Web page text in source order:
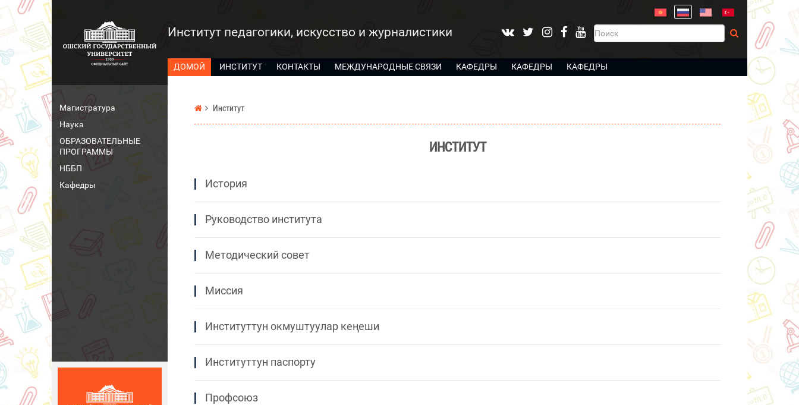
Институт педагогики, искусство и журналистики
ДОМОЙ ИНСТИТУТ КОНТАКТЫ МЕЖДУНАРОДНЫЕ СВЯЗИ КАФЕДРЫ КАФЕДРЫ КАФЕДРЫ
Магистратура
Наука
ОБРАЗОВАТЕЛЬНЫЕ
ПРОГРАММЫ
НББП
Кафедры
Институт
ИНСТИТУТ
История
Руководство института
Методический совет
Миссия
Институттун окмуштуулар кеңеши
Институттун паспорту
Профсоюз